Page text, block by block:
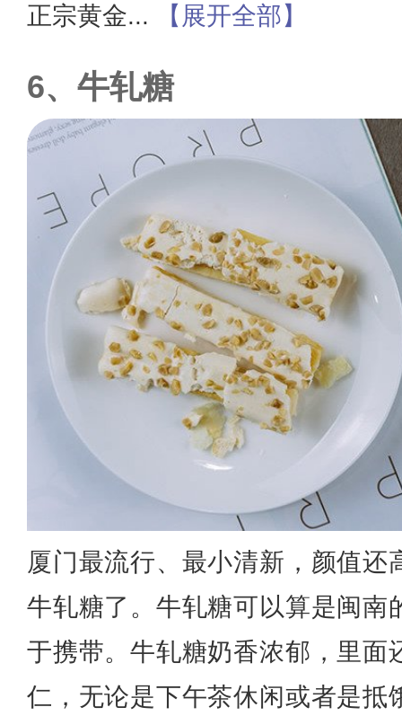
正宗黄金... 【展开全部】
牛轧糖
厦门最流行、最小清新，颜值还
牛轧糖了。牛轧糖可以算是闽南
于携带。牛轧糖奶香浓郁，里面
仁，无论是下午茶休闲或者是抵